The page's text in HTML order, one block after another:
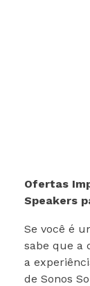
Ofertas
Speakers
Se você é
sabe que a
a
de Sonos